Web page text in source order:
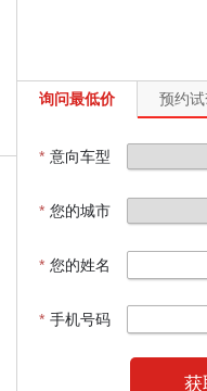
询问最低价 预约
* 意向车型
* 您的城市
* 您的姓名
* 手机号码
获